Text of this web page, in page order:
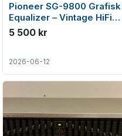
Pioneer SG-9800 Grafisk
Equalizer – Vintage HiFi i
mycket fint skick
5 500 kr
2026-06-12